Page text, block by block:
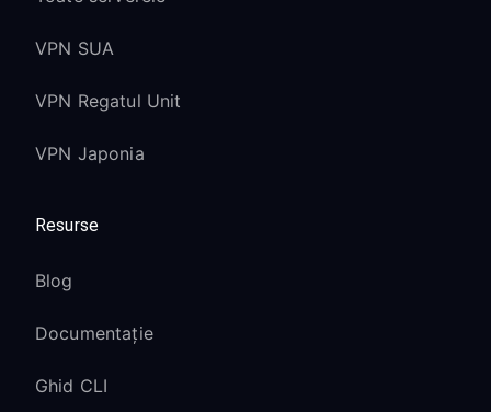
VPN SUA
VPN Regatul Unit
VPN Japonia
Resurse
Blog
Documentație
Ghid CLI